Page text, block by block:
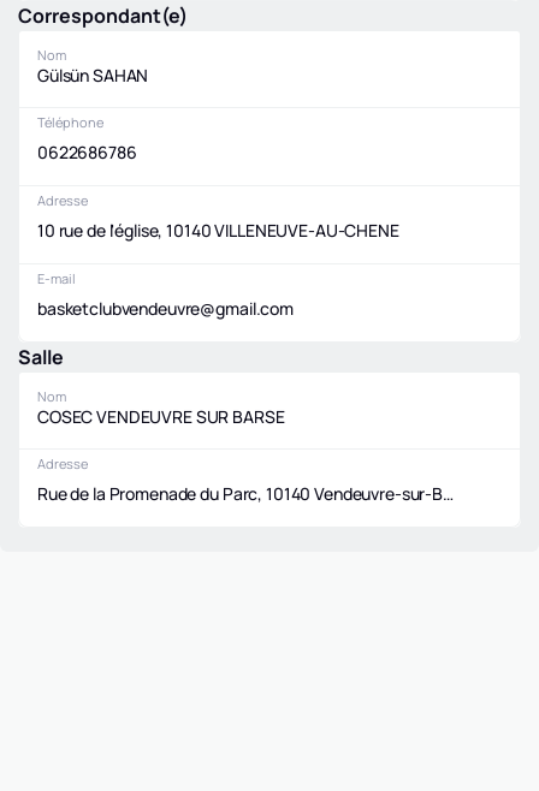
Correspondant(e)
Nom
Gülsün SAHAN
Téléphone
0622686786
Adresse
10 rue de l'église, 10140 VILLENEUVE-AU-CHENE
E-mail
basketclubvendeuvre@gmail.com
Salle
Nom
COSEC VENDEUVRE SUR BARSE
Adresse
Rue de la Promenade du Parc, 10140 Vendeuvre-sur-Barse